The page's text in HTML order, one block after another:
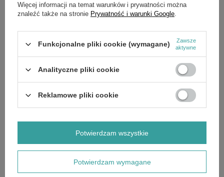
OPINIE (0)
OSTATNIO OGLĄDANE
Cięgno regulatora B&S OHV 550E 575E CZĘŚĆ
35,00 zł
Więcej informacji na temat warunków i prywatności można
znaleźć także na stronie Prywatność i warunki Google
Funkcjonalne pliki cookie (wymagane)
Zawsze
aktywne
Analityczne pliki cookie
Reklamowe pliki cookie
Potwierdzam wymagane
Potwierdzam wszystkie